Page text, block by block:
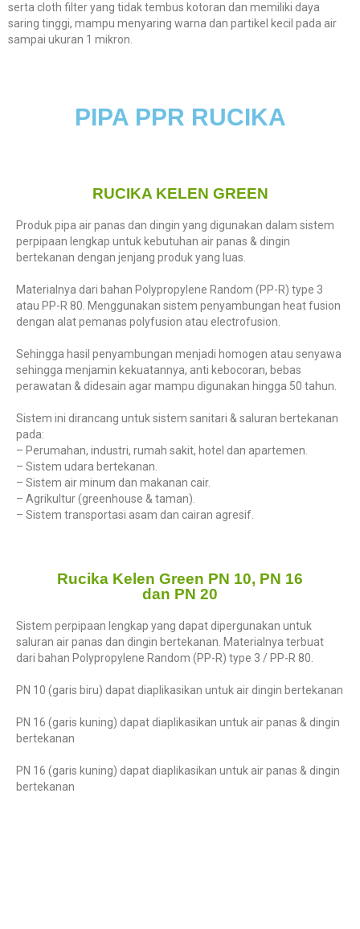
serta cloth filter yang tidak tembus kotoran dan memiliki daya
saring tinggi, mampu menyaring warna dan partikel kecil pada air
sampai ukuran 1 mikron.
PIPA PPR RUCIKA
RUCIKA KELEN GREEN
Produk pipa air panas dan dingin yang digunakan dalam sistem
perpipaan lengkap untuk kebutuhan air panas & dingin
bertekanan dengan jenjang produk yang luas.
Materialnya dari bahan Polypropylene Random (PP-R) type 3
atau PP-R 80. Menggunakan sistem penyambungan heat fusion
dengan alat pemanas polyfusion atau electrofusion.
Sehingga hasil penyambungan menjadi homogen atau senyawa
sehingga menjamin kekuatannya, anti kebocoran, bebas
perawatan & didesain agar mampu digunakan hingga 50 tahun.
Sistem ini dirancang untuk sistem sanitari & saluran bertekanan
pada:
– Perumahan, industri, rumah sakit, hotel dan apartemen.
– Sistem udara bertekanan.
– Sistem air minum dan makanan cair.
– Agrikultur (greenhouse & taman).
– Sistem transportasi asam dan cairan agresif.
Rucika Kelen Green PN 10, PN 16
dan PN 20
Sistem perpipaan lengkap yang dapat dipergunakan untuk
saluran air panas dan dingin bertekanan. Materialnya terbuat
dari bahan Polypropylene Random (PP-R) type 3 / PP-R 80.
PN 10 (garis biru) dapat diaplikasikan untuk air dingin bertekanan
PN 16 (garis kuning) dapat diaplikasikan untuk air panas & dingin
bertekanan
PN 16 (garis kuning) dapat diaplikasikan untuk air panas & dingin
bertekanan